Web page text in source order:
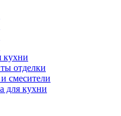
кухни
отделки
смесители
для кухни